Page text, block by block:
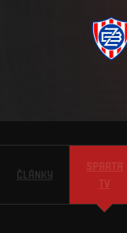
ČLÁNKY
SPARTA
TV